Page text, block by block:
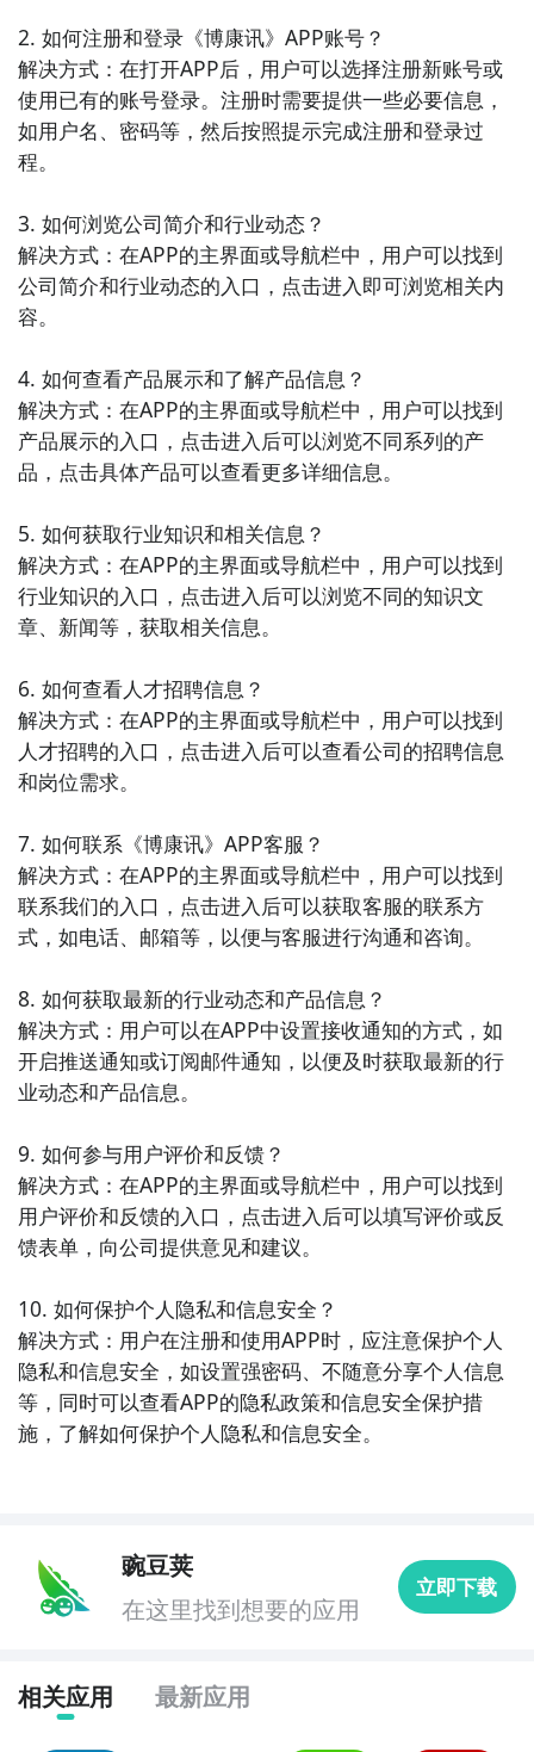
7. 《求职宝典》：求职宝典是一款为求职者提供求职攻
略、职场技巧和面试指导的APP，帮助用户快速找到理
想的工作岗位并成功应聘。
行攻略、时尚购物等多个领域的生活指南APP，为用户
提供精选的生活优质选择。
9. 《职场秘籍》：职场秘籍是一款为职场新人和职业人
您在职场中成长和取得突破。
10. 《生活乐园》：生活乐园是一款整合了美食、旅
行、娱乐、健康等多个生活领域信息的APP，为用户提
2. 如何注册和登录《博康讯》APP账号？
解决方式：在打开APP后，用户可以选择注册新账号或
使用已有的账号登录。注册时需要提供一些必要信息，
如用户名、密码等，然后按照提示完成注册和登录过
程。
3. 如何浏览公司简介和行业动态？
解决方式：在APP的主界面或导航栏中，用户可以找到
公司简介和行业动态的入口，点击进入即可浏览相关内
容。
4. 如何查看产品展示和了解产品信息？
解决方式：在APP的主界面或导航栏中，用户可以找到
产品展示的入口，点击进入后可以浏览不同系列的产
品，点击具体产品可以查看更多详细信息。
5. 如何获取行业知识和相关信息？
解决方式：在APP的主界面或导航栏中，用户可以找到
行业知识的入口，点击进入后可以浏览不同的知识文
章、新闻等，获取相关信息。
6. 如何查看人才招聘信息？
解决方式：在APP的主界面或导航栏中，用户可以找到
人才招聘的入口，点击进入后可以查看公司的招聘信息
和岗位需求。
7. 如何联系《博康讯》APP客服？
解决方式：在APP的主界面或导航栏中，用户可以找到
联系我们的入口，点击进入后可以获取客服的联系方
式，如电话、邮箱等，以便与客服进行沟通和咨询。
8. 如何获取最新的行业动态和产品信息？
解决方式：用户可以在APP中设置接收通知的方式，如
开启推送通知或订阅邮件通知，以便及时获取最新的行
业动态和产品信息。
9. 如何参与用户评价和反馈？
解决方式：在APP的主界面或导航栏中，用户可以找到
用户评价和反馈的入口，点击进入后可以填写评价或反
馈表单，向公司提供意见和建议。
10. 如何保护个人隐私和信息安全？
解决方式：用户在注册和使用APP时，应注意保护个人
隐私和信息安全，如设置强密码、不随意分享个人信息
等，同时可以查看APP的隐私政策和信息安全保护措
施，了解如何保护个人隐私和信息安全。
豌豆荚
在这里找到想要的应用
立即下载
相关应用 最新应用